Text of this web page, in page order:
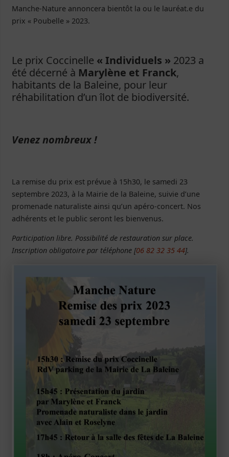
Manche-Nature annoncera bientôt la ou le lauréat.e du
prix « Poubelle » 2023.
Le prix Coccinelle « Individuels »2023 a
été décerné à Marylène et Franck,
habitants de la Baleine, pour leur
réhabilitation d’un îlot de biodiversité.
Venez nombreux !
La remise du prix est prévue à 15h30, le samedi 23
septembre 2023, à la Mairie de la Baleine, suivie d’une
promenade naturaliste ainsi qu’un apéro-concert. Nos
adhérents et le public seront les bienvenus.
Participation libre. Possibilité de restauration sur place.
Inscription obligatoire par téléphone [06 82 32 35 44].